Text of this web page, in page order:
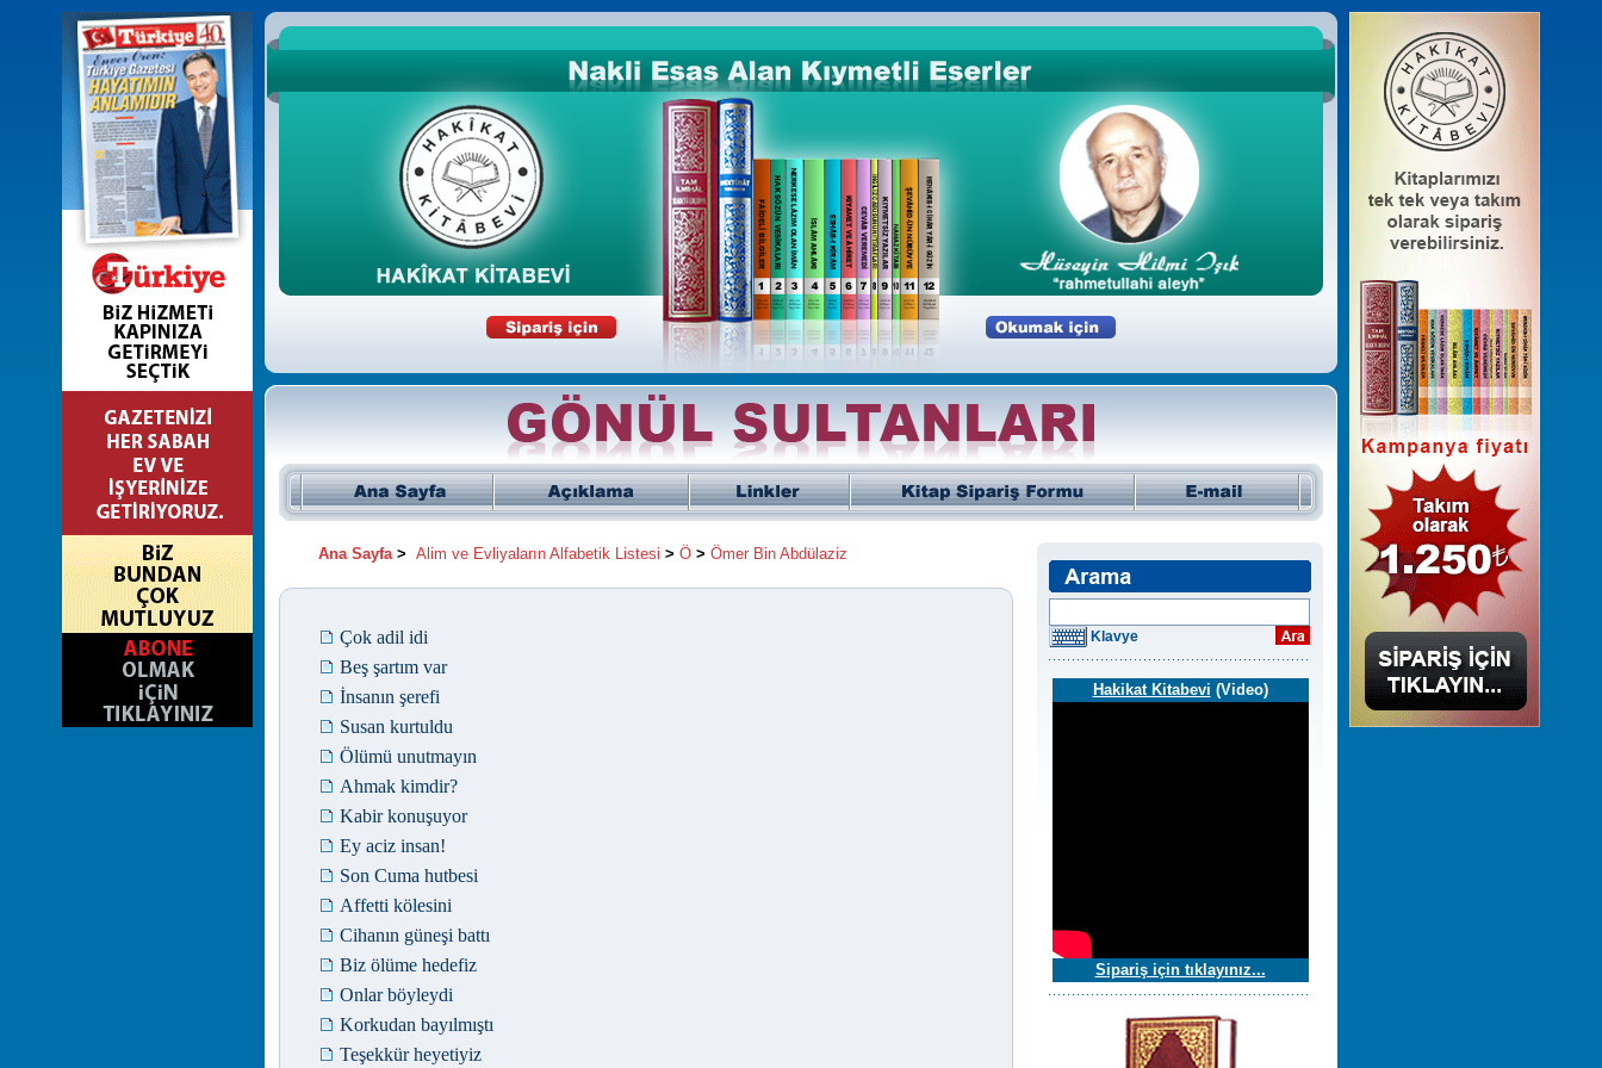
Ana Sayfa> Alim ve Evliyaların Alfabetik Listesi > Ö > Ömer Bin Abdülaziz
Çok adil idi
Beş şartım var
İnsanın şerefi
Susan kurtuldu
Ölümü unutmayın
Ahmak kimdir?
Kabir konuşuyor
Ey aciz insan!
Son Cuma hutbesi
Affetti kölesini
Cihanın güneşi battı
Biz ölüme hedefiz
Onlar böyleydi
Korkudan bayılmıştı
Teşekkür heyetiyiz
Klavye
Hakikat Kitabevi (Video)
Sipariş için tıklayınız...